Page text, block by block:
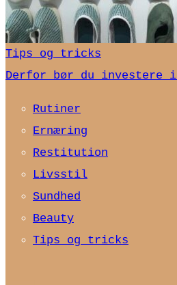
Tips og tricks
Derfor bør du investere i
Rutiner
Ernæring
Restitution
Livsstil
Sundhed
Beauty
Tips og tricks